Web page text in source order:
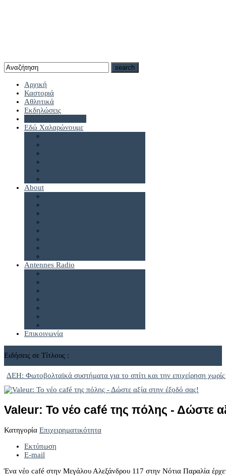
Αρχική
Καστοριά
Αθλητικά
Εκδηλώσεις
Εδώ Χαλαρώνουμε
About
Antennes Radio
Επικοινωνία
Ειδήσεις σε Τίτλους :
ΔΕΗ: Φωτοβολταϊκά συστήματα για το σπίτι και την επιχείρηση
Valeur: Το νέο café της πόλης - Δώστε
Κατηγορία Επιχειρηματικότητα
Εκτύπωση
E-mail
Ένα νέο café στην Μεγάλου Αλεξάνδρου 117 στην Νότια Παραλία